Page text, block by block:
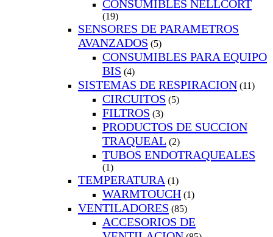
CONSUMIBLES NELLCORT
(19)
SENSORES DE PARAMETROS
AVANZADOS (5)
CONSUMIBLES PARA EQUIPO
BIS (4)
SISTEMAS DE RESPIRACION (11)
CIRCUITOS (5)
FILTROS (3)
PRODUCTOS DE SUCCION
TRAQUEAL (2)
TUBOS ENDOTRAQUEALES
(1)
TEMPERATURA (1)
WARMTOUCH (1)
VENTILADORES (85)
ACCESORIOS DE